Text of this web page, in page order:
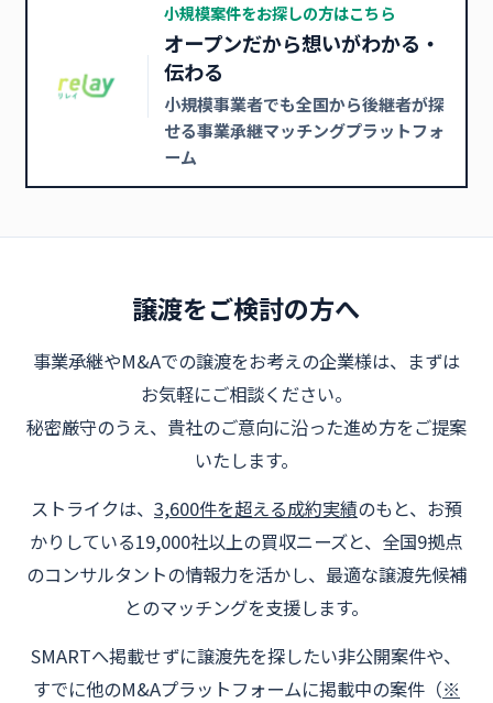
小規模案件をお探しの方はこちら
オープンだから想いがわかる・
伝わる
小規模事業者でも全国から後継者が探
せる事業承継マッチングプラットフォ
ーム
譲渡をご検討の方へ
事業承継やM&Aでの譲渡をお考えの企業様は、まずは
お気軽にご相談ください。
秘密厳守のうえ、貴社のご意向に沿った進め方をご提案
いたします。
ストライクは、 3,600件を超える成約実績のもと、お預
かりしている19,000社以上の買収ニーズと、全国9拠点
のコンサルタントの情報力を活かし、最適な譲渡先候補
とのマッチングを支援します。
SMARTへ掲載せずに譲渡先を探したい非公開案件や、
すでに他のM&Aプラットフォームに掲載中の案件（※